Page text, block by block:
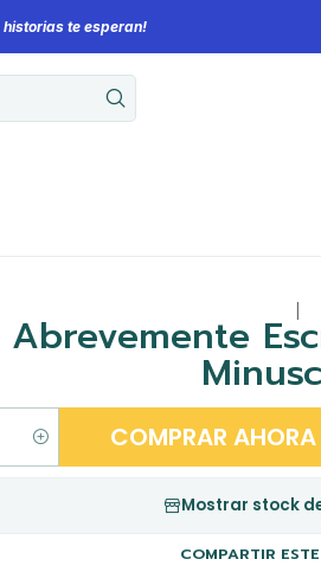
te esperan!
Abrevemente
COMPRAR AHORA
Mostrar stock
COMPARTIR